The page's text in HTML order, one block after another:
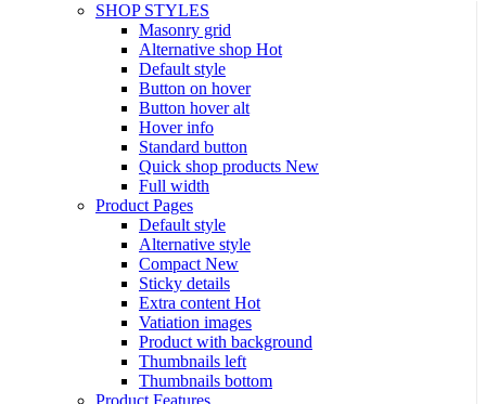
SHOP STYLES
Masonry grid
Alternative shop Hot
Default style
Button on hover
Button hover alt
Hover info
Standard button
Quick shop products New
Full width
Product Pages
Default style
Alternative style
Compact New
Sticky details
Extra content Hot
Vatiation images
Product with background
Thumbnails left
Thumbnails bottom